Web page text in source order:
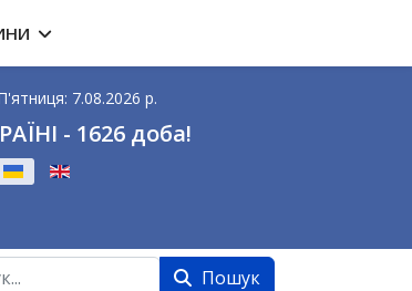
7.08.2026 р.
- 1626 доба!
Пошук